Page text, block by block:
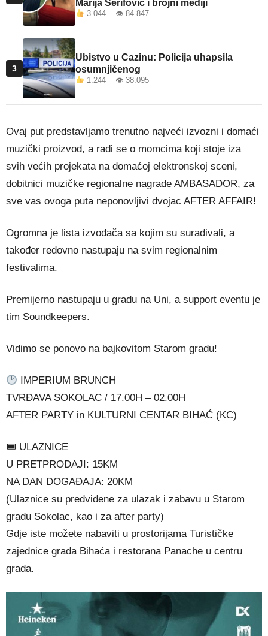
Marija Šerifović i brojni mediji
3.044 👁 84.847
3
Ubistvo u Cazinu: Policija uhapsila
osumnjičenog
1.244 👁 38.095
Ovaj put predstavljamo trenutno najveći izvozni i domaći
muzički proizvod, a radi se o momcima koji stoje iza
svih većih projekata na domaćoj elektronskoj sceni,
dobitnici muzičke regionalne nagrade AMBASADOR, za
sve vas ovoga puta neponovljivi dvojac AFTER AFFAIR!
Ogromna je lista izvođača sa kojim su surađivali, a
također redovno nastupaju na svim regionalnim
festivalima.
Premijerno nastupaju u gradu na Uni, a support eventu je
tim Soundkeepers.
Vidimo se ponovo na bajkovitom Starom gradu!
IMPERIUM BRUNCH
TVRĐAVA SOKOLAC / 17.00H – 02.00H
AFTER PARTY in KULTURNI CENTAR BIHAĆ (KC)
🎟 ULAZNICE
U PRETPRODAJI: 15KM
NA DAN DOGAĐAJA: 20KM
(Ulaznice su predviđene za ulazak i zabavu u Starom
gradu Sokolac, kao i za after party)
Gdje iste možete nabaviti u prostorijama Turističke
zajednice grada Bihaća i restorana Panache u centru
grada.